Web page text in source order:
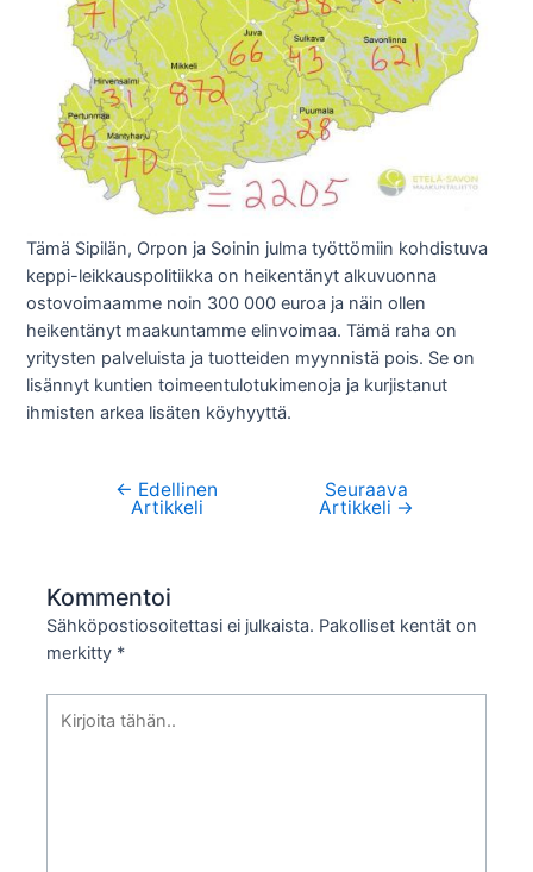
Tämä Sipilän, Orpon ja Soinin julma työttömiin kohdistuva
keppi-leikkauspolitiikka on heikentänyt alkuvuonna
ostovoimaamme noin 300 000 euroa ja näin ollen
heikentänyt maakuntamme elinvoimaa. Tämä raha on
yritysten palveluista ja tuotteiden myynnistä pois. Se on
lisännyt kuntien toimeentulotukimenoja ja kurjistanut
ihmisten arkea lisäten köyhyyttä.
Artikkelien
← Edellinen
Artikkeli
Seuraava
Artikkeli →
Kommentoi
Sähköpostiosoitettasi ei julkaista. Pakolliset kentät on
merkitty *
tähän..